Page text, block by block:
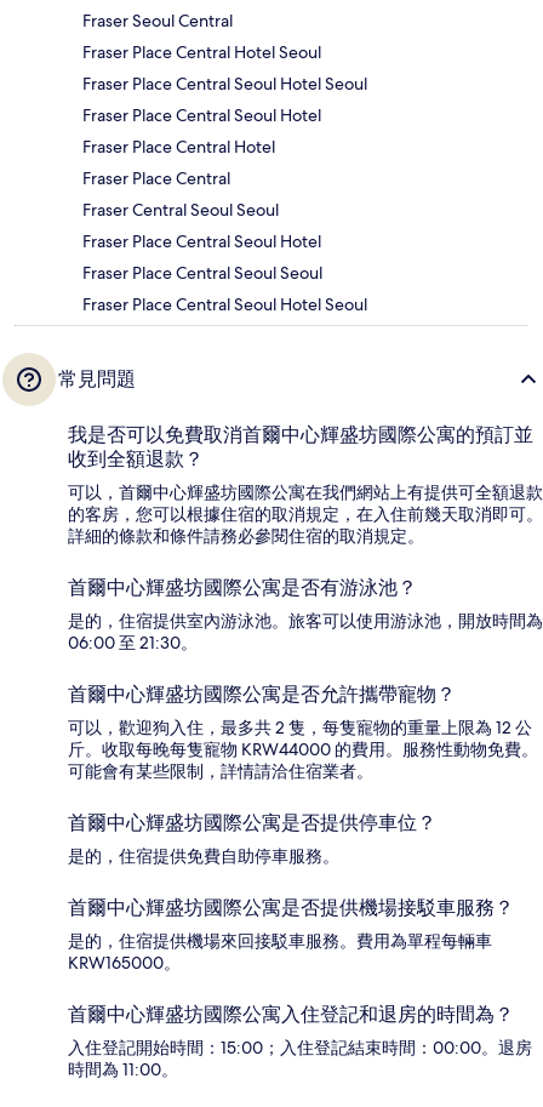
Fraser Seoul Central
Fraser Place Central Hotel Seoul
Fraser Place Central Seoul Hotel Seoul
Fraser Place Central Seoul Hotel
Fraser Place Central Hotel
Fraser Place Central
Fraser Central Seoul Seoul
Fraser Place Central Seoul Hotel
Fraser Place Central Seoul Seoul
Fraser Place Central Seoul Hotel Seoul
常見問題
我是否可以免費取消首爾中心輝盛坊國際公寓的預訂並
收到全額退款？
可以，首爾中心輝盛坊國際公寓在我們網站上有提供可全額退款
的客房，您可以根據住宿的取消規定，在入住前幾天取消即可。
詳細的條款和條件請務必參閱住宿的取消規定。
首爾中心輝盛坊國際公寓是否有游泳池？
是的，住宿提供室內游泳池。旅客可以使用游泳池，開放時間為
06:00 至 21:30。
首爾中心輝盛坊國際公寓是否允許攜帶寵物？
可以，歡迎狗入住，最多共 2 隻，每隻寵物的重量上限為 12 公
斤。收取每晚每隻寵物 KRW44000 的費用。服務性動物免費。
可能會有某些限制，詳情請洽住宿業者。
首爾中心輝盛坊國際公寓是否提供停車位？
是的，住宿提供免費自助停車服務。
首爾中心輝盛坊國際公寓是否提供機場接駁車服務？
是的，住宿提供機場來回接駁車服務。費用為單程每輛車
KRW165000。
首爾中心輝盛坊國際公寓入住登記和退房的時間為？
入住登記開始時間：15:00；入住登記結束時間：00:00。退房
時間為 11:00。